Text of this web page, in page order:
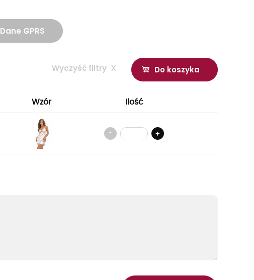
Dane GPRS
Do koszyka
Wyczyść filtry x
Wzór Ilość
- +